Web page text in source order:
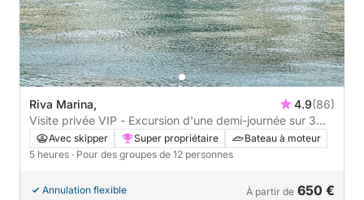
Riva Marina, 4.9(86)
Visite privée VIP - Excursion d'une demi-journée sur 3
îles : lagons bleus, épave et Trogir ou Maslinica
Avec skipper Super propriétaire
Bateau à moteur
5 heures · Pour des groupes de 12 personnes
Annulation flexible À partir de 650 €